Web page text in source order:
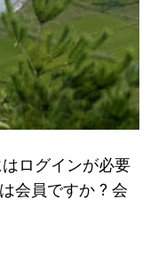
ログインが必要
会員ですか ? 会